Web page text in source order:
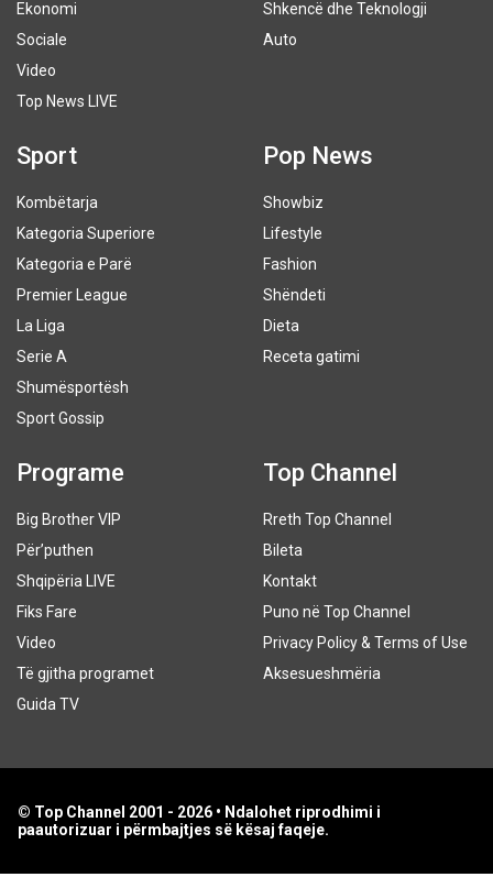
Ekonomi
Sociale
Video
Top News LIVE
Shkencë dhe Teknologji
Auto
Sport
Kombëtarja
Kategoria Superiore
Kategoria e Parë
Premier League
La Liga
Serie A
Shumësportësh
Sport Gossip
Pop News
Showbiz
Lifestyle
Fashion
Shëndeti
Dieta
Receta gatimi
Programe
Big Brother VIP
Për’puthen
Shqipëria LIVE
Fiks Fare
Video
Të gjitha programet
Guida TV
Top Channel
Rreth Top Channel
Bileta
Kontakt
Puno në Top Channel
Privacy Policy & Terms of Use
Aksesueshmëria
© Top Channel 2001 - 2026 • Ndalohet riprodhimi i
paautorizuar i përmbajtjes së kësaj faqeje.